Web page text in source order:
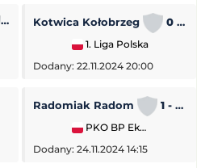
Stal Rzeszów
Kotwica Kołobrzeg 0 - 5
1. Liga Polska
Dodany: 22.11.2024 20:00
Piast Gliwice
Radomiak Radom 1 - 2
PKO BP Ekstraklasa
Dodany: 24.11.2024 14:15